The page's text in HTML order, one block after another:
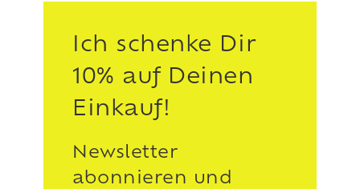
Ich schenke Dir
10% auf Deinen
Einkauf!
Newsletter
abonnieren und